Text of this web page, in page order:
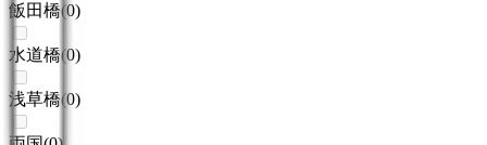
飯田橋(0)
水道橋(0)
浅草橋(0)